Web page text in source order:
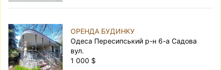
ОРЕНДА БУДИНКУ
Одеса Пересипський р-н 6-а Садова
вул.
1 000 $